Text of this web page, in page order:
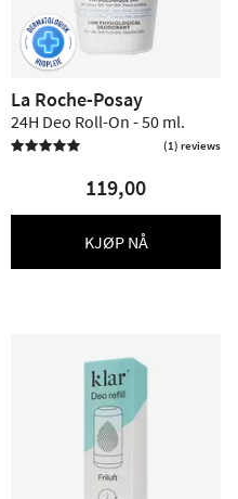
La Roche-Posay
24H Deo Roll-On - 50 ml.
 (1) reviews
119,00
KJØP NÅ